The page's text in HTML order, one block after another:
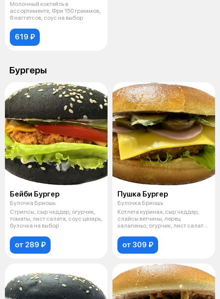
Молочный коктейль в
ассортименте, Фри 150 граммов,
6 наггетсов, соус на выбор
619 ₽
Бургеры
Бейби Бургер
Булочка Бриошь
Стрипсы, сыр чеддер, огурчик,
томаты, лист салата, соус цезарь,
булочка на выбор
от 289 ₽
Пушка Бургер
Булочка Бриошь
Котлета куриная, сыр чеддер,
слайсы ветчины, перец
халапеньо, огурчик, лист салата,
от 309 ₽